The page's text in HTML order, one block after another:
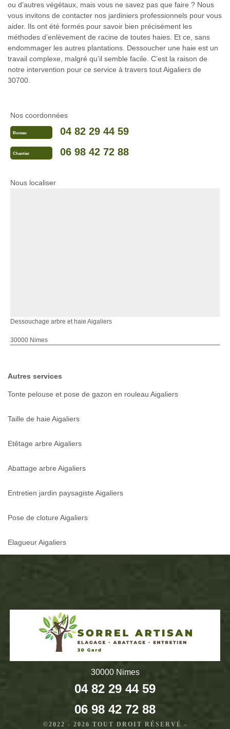
ou d'autres végétaux, mais vous ne savez pas que faire ? Nous
vous invitons de contacter nos jardiniers professionnels pour vous
aider. Ils ont été formés pour savoir bien précisément les
méthodes d’enlèvement de racine de toutes haies. Et ce, sans
endommager les autres plantations. Dessoucher une haie est un
travail complexe, malgré qu’il semble facile. C’est la raison de
notre intervention pour ce service à travers tout Aigaliers de
30700.
Nos coordonnées
Bureau 04 82 29 44 59
Chantier 06 98 42 72 88
Nous localiser
Dessouchage arbre et haie Aigaliers
30000 Nimes
Autres services
Tonte pelouse et pose de gazon en rouleau Aigaliers
Taille de haie Aigaliers
Etêtage arbre Aigaliers
Abattage arbre Aigaliers
Entretien jardin paysagiste Aigaliers
Pose de cloture Aigaliers
Elagueur Aigaliers
30000 Nimes
04 82 29 44 59
06 98 42 72 88
©2022 - 2026 TOUT DROIT RÉSERVÉ -